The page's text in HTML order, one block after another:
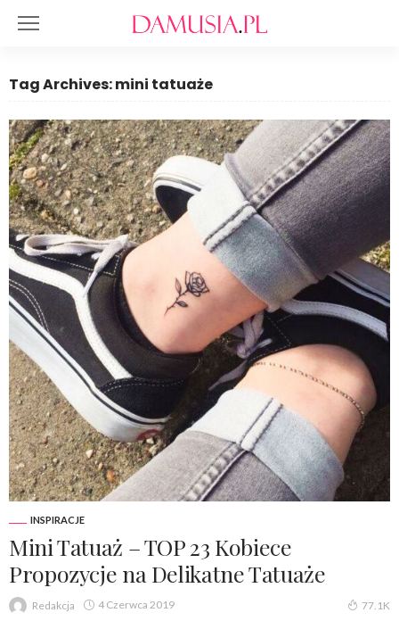
Tag Archives: mini tatuaże
INSPIRACJE
Mini Tatuaż – TOP 23 Kobiece
Propozycje na Delikatne Tatuaże
Redakcja 4 Czerwca 2019 77.1K